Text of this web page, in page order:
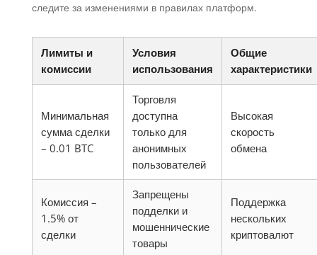
следите за изменениями в правилах платформ.
Лимиты и
комиссии
Условия
использования
Общие
характеристики
Минимальная
сумма сделки
– 0.01 BTC
Торговля
доступна
только для
анонимных
пользователей
Высокая
скорость
обмена
Комиссия –
1.5% от
сделки
Запрещены
подделки и
мошеннические
товары
Поддержка
нескольких
криптовалют